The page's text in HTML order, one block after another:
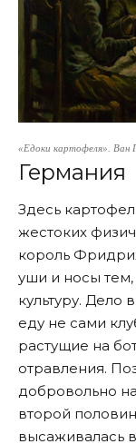
«Едоки картофеля» . Ван
Германия
Здесь
жестоких
король
уши и носы тем,
культуру. Дело
еду не сами
растущие на
отравления.
добровольно
второй
высаживалась